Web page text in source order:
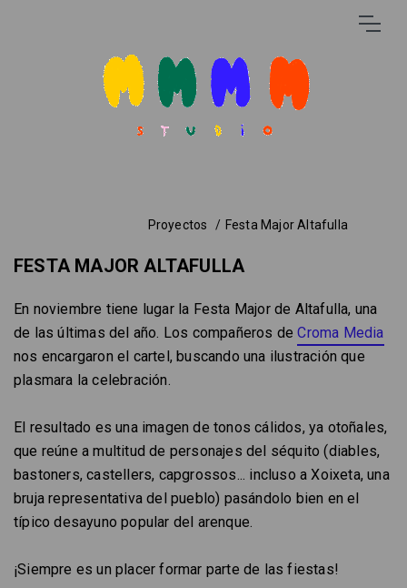
Proyectos Festa Major Altafulla
FESTA MAJOR ALTAFULLA
En noviembre tiene lugar la Festa Major de Altafulla, una
de las últimas del año. Los compañeros deCroma Media
nos encargaron el cartel, buscando una ilustración que
plasmara la celebración.
El resultado es una imagen de tonos cálidos, ya otoñales,
que reúne a multitud de personajes del séquito (diables,
bastoners, castellers, capgrossos... incluso a Xoixeta, una
bruja representativa del pueblo) pasándolo bien en el
típico desayuno popular del arenque.
¡Siempre es un placer formar parte de las fiestas!